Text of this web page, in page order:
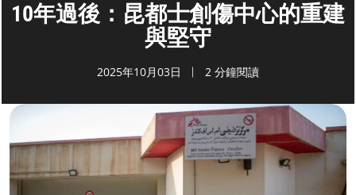
10年過後：昆都士創傷中心的重建
與堅守
2025年10月03日 2 分鐘閱讀